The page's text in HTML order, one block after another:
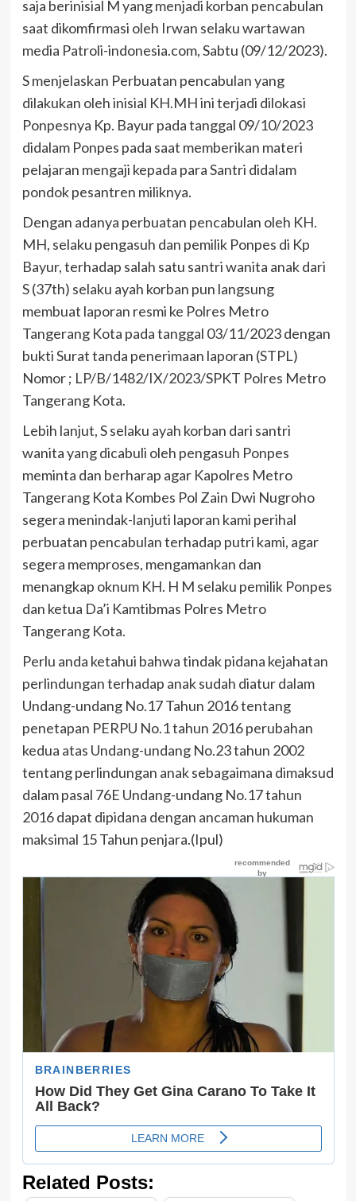
saja berinisial M yang menjadi korban pencabulan
saat dikomfirmasi oleh Irwan selaku wartawan
media Patroli-indonesia.com, Sabtu (09/12/2023).
S menjelaskan Perbuatan pencabulan yang
dilakukan oleh inisial KH.MH ini terjadi dilokasi
Ponpesnya Kp. Bayur pada tanggal 09/10/2023
didalam Ponpes pada saat memberikan materi
pelajaran mengaji kepada para Santri didalam
pondok pesantren miliknya.
Dengan adanya perbuatan pencabulan oleh KH.
MH, selaku pengasuh dan pemilik Ponpes di Kp
Bayur, terhadap salah satu santri wanita anak dari
S (37th) selaku ayah korban pun langsung
membuat laporan resmi ke Polres Metro
Tangerang Kota pada tanggal 03/11/2023 dengan
bukti Surat tanda penerimaan laporan (STPL)
Nomor ; LP/B/1482/IX/2023/SPKT Polres Metro
Tangerang Kota.
Lebih lanjut, S selaku ayah korban dari santri
wanita yang dicabuli oleh pengasuh Ponpes
meminta dan berharap agar Kapolres Metro
Tangerang Kota Kombes Pol Zain Dwi Nugroho
segera menindak-lanjuti laporan kami perihal
perbuatan pencabulan terhadap putri kami, agar
segera memproses, mengamankan dan
menangkap oknum KH. H M selaku pemilik Ponpes
dan ketua Da’i Kamtibmas Polres Metro
Tangerang Kota.
Perlu anda ketahui bahwa tindak pidana kejahatan
perlindungan terhadap anak sudah diatur dalam
Undang-undang No.17 Tahun 2016 tentang
penetapan PERPU No.1 tahun 2016 perubahan
kedua atas Undang-undang No.23 tahun 2002
tentang perlindungan anak sebagaimana dimaksud
dalam pasal 76E Undang-undang No.17 tahun
2016 dapat dipidana dengan ancaman hukuman
maksimal 15 Tahun penjara.(Ipul)
Related Posts: